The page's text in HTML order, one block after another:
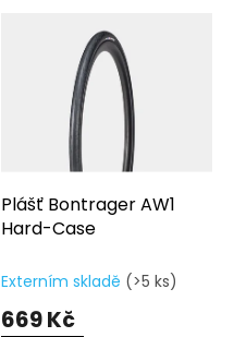
Plášť Bontrager AW1
Hard-Case
Externím skladě (>5 ks)
669 Kč